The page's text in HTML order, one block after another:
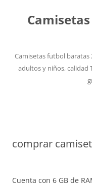
Camisetas futbol baratas
adultos y niños, calidad
comprar
Cuenta con 6 GB de